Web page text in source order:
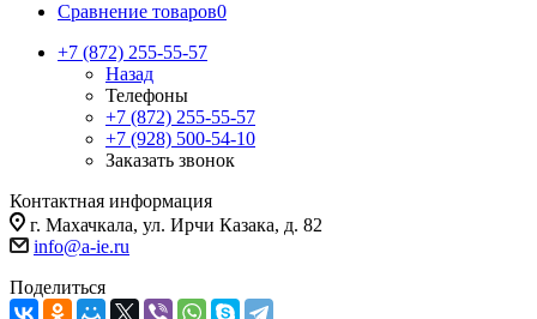
Сравнение товаров0
+7 (872) 255-55-57
Назад
Телефоны
+7 (872) 255-55-57
+7 (928) 500-54-10
Заказать звонок
Контактная информация
г. Махачкала, ул. Ирчи Казака, д. 82
info@a-ie.ru
Поделиться